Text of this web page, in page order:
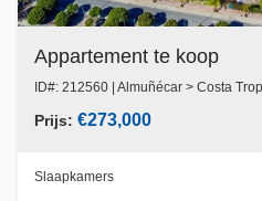
Appartement te koop
Prijs: €273,000
Slaapkamers